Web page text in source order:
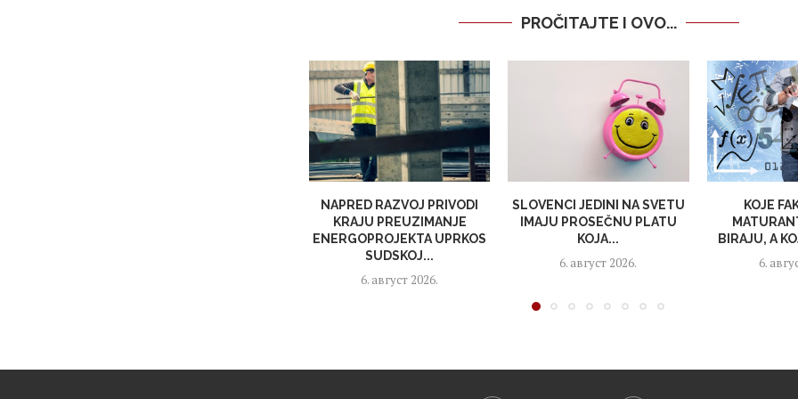
PROČITAJTE I OVO...
NAPRED RAZVOJ PRIVODI
KRAJU PREUZIMANJE
ENERGOPROJEKTA UPRKOS
SUDSKOJ...
6. август 2026.
SLOVENCI JEDINI NA SVETU
IMAJU PROSEČNU PLATU
KOJA...
6. август 2026.
KOJE
BIRAJU, A
6.